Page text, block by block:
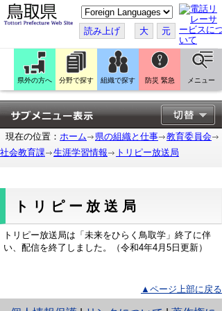
こ
の
ペ
ー
ジ
翻
訳
す
る
読み上げ 大 元
県外の方へ 分野で探す 組織で探す 防災 緊急 メニュー
現在の位置： ホーム 県の組織と仕事
教育委員会
社会教育課
生涯学習情報 トリピー放送局
トリピー放送局
トリピー放送局は「未来をひらく鳥取学」終了に伴
い、配信を終了しました。（令和4年4月5日更新）
▲ページ上部に戻る